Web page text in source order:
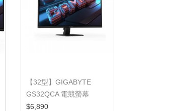
【32型】GIGABYTE
GS32QCA 電競螢幕
$6,890